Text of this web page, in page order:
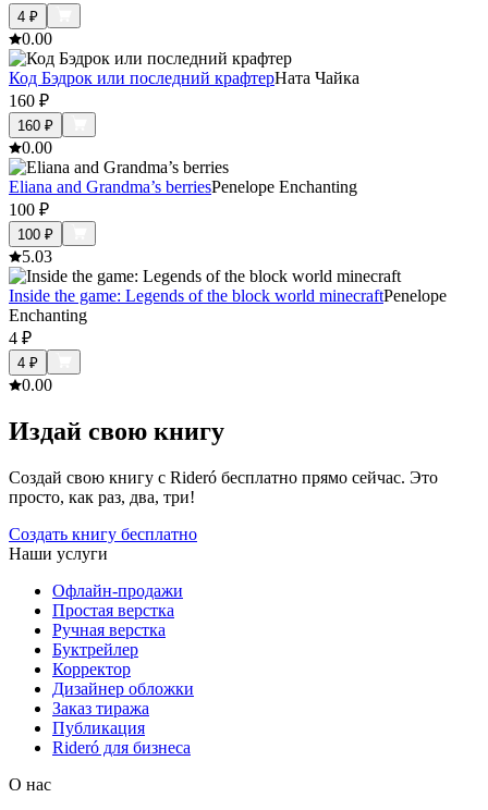
4 ₽
0.00
Код Бэдрок или последний крафтерНата Чайка
160 ₽
160 ₽
0.00
Eliana and Grandma’s berriesPenelope Enchanting
100 ₽
100 ₽
5.03
Inside the game: Legends of the block world minecraftPenelope
Enchanting
4 ₽
4 ₽
0.00
Издай свою книгу
Создай свою книгу с Rideró бесплатно прямо сейчас. Это
просто, как раз, два, три!
Создать книгу бесплатно
Наши услуги
Офлайн-продажи
Простая верстка
Ручная верстка
Буктрейлер
Корректор
Дизайнер обложки
Заказ тиража
Публикация
Rideró для бизнеса
О нас